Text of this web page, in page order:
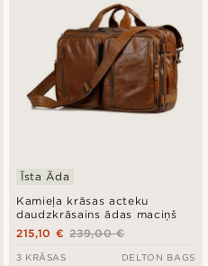
Kamieļa krāsas acteku
daudzkrāsains ādas maciņš
Īsta Āda
239,00 €
215,10 €
3 KRĀSAS DELTON BAGS